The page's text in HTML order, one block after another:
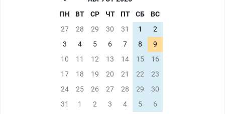
ПН
ВТ СР ЧТ ПТ СБ
ВС
27
28 29 30 31 1
2
3
4 5 6 7 8
9
10
11 12 13 14 15
16
17
18 19 20 21 22
23
24
25 26 27 28 29
30
31
1 2 3 4 5 6